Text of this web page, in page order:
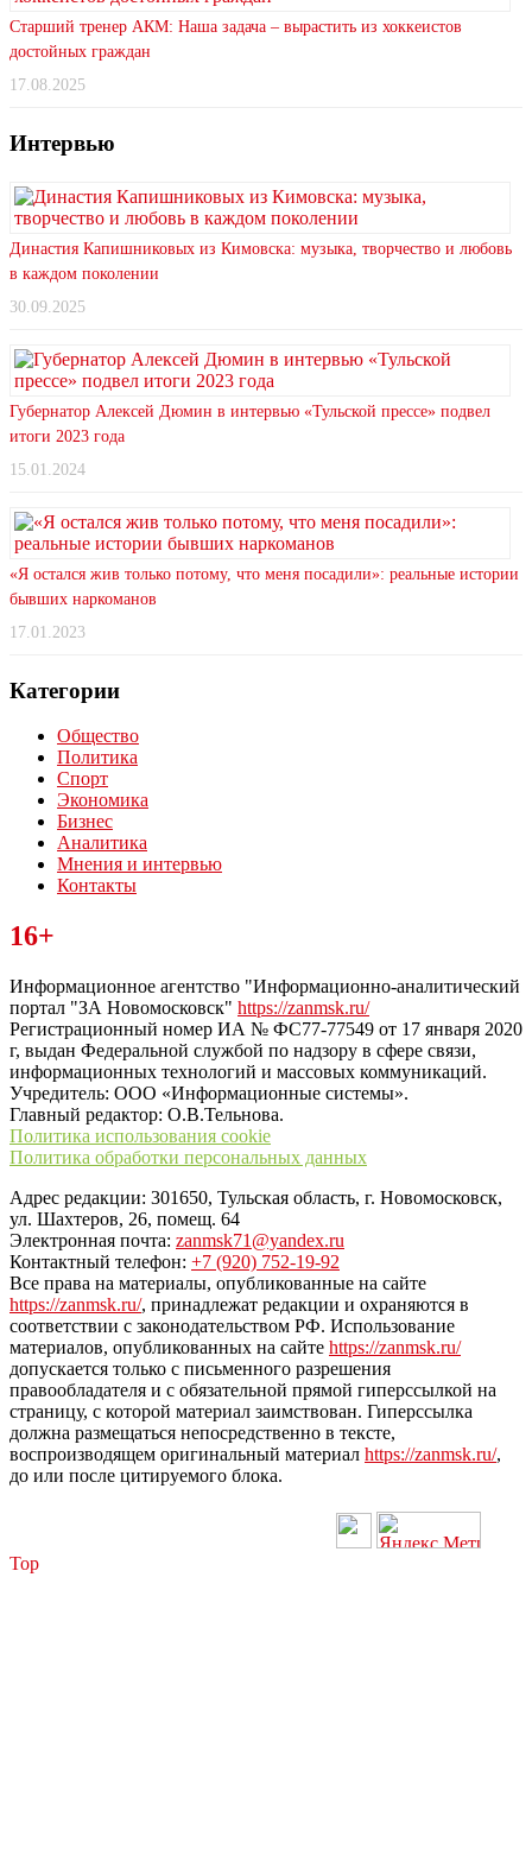
Старший тренер АКМ: Наша задача – вырастить из хоккеистов
достойных граждан
17.08.2025
Интервью
Династия Капишниковых из Кимовска: музыка, творчество и любовь
в каждом поколении
30.09.2025
Губернатор Алексей Дюмин в интервью «Тульской прессе» подвел
итоги 2023 года
15.01.2024
«Я остался жив только потому, что меня посадили»: реальные истории
бывших наркоманов
17.01.2023
Категории
Общество
Политика
Спорт
Экономика
Бизнес
Аналитика
Мнения и интервью
Контакты
Читайте последние новости дня в Тульской области на сайте
“ЗаНовомосковск”
16+
Информационное агентство "Информационно-аналитический
портал "ЗА Новомосковск" https://zanmsk.ru/
Регистрационный номер ИА № ФС77-77549 от 17 января 2020
г, выдан Федеральной службой по надзору в сфере связи,
информационных технологий и массовых коммуникаций.
Учредитель: ООО «Информационные системы».
Главный редактор: О.В.Тельнова.
Политика использования cookie
Политика обработки персональных данных
Адрес редакции: 301650, Тульская область, г. Новомосковск,
ул. Шахтеров, 26, помещ. 64
Электронная почта: zanmsk71@yandex.ru
Контактный телефон: +7 (920) 752-19-92
Все права на материалы, опубликованные на сайте
https://zanmsk.ru/, принадлежат редакции и охраняются в
соответствии с законодательством РФ. Использование
материалов, опубликованных на сайте https://zanmsk.ru/
допускается только с письменного разрешения
правообладателя и с обязательной прямой гиперссылкой на
страницу, с которой материал заимствован. Гиперссылка
должна размещаться непосредственно в тексте,
воспроизводящем оригинальный материал https://zanmsk.ru/,
до или после цитируемого блока.
Top